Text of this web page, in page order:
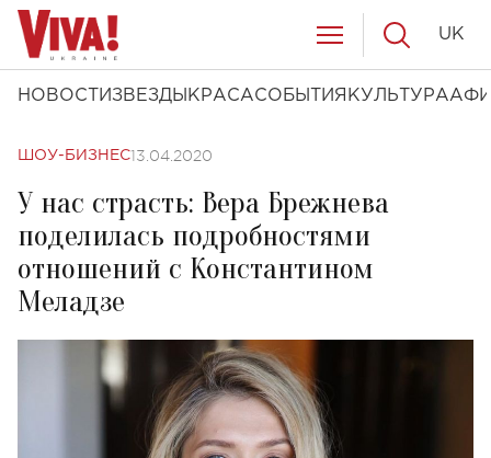
НОВОСТИ ЗВЕЗДЫ КРАСАСОБЫТИЯ КУЛЬТУРА
UK
ШОУ-БИЗНЕС13.04.2020
У нас страсть: Вера Брежнева
поделилась подробностями
отношений с Константином
Меладзе